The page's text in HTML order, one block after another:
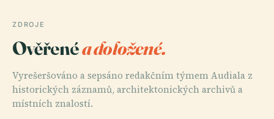
ZDROJE
Ověřenéa doložené.
Vyrešeršováno a sepsáno redakčním týmem Audiala z
historických záznamů, architektonických archivů a
místních znalostí.